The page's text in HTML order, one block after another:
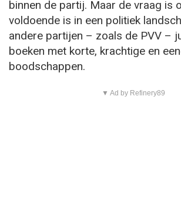
binnen de partij. Maar de vraag is
voldoende is in een politiek
andere partijen – zoals de PVV –
boeken met korte, krachtige en
boodschappen.
▼ Ad by Refinery89